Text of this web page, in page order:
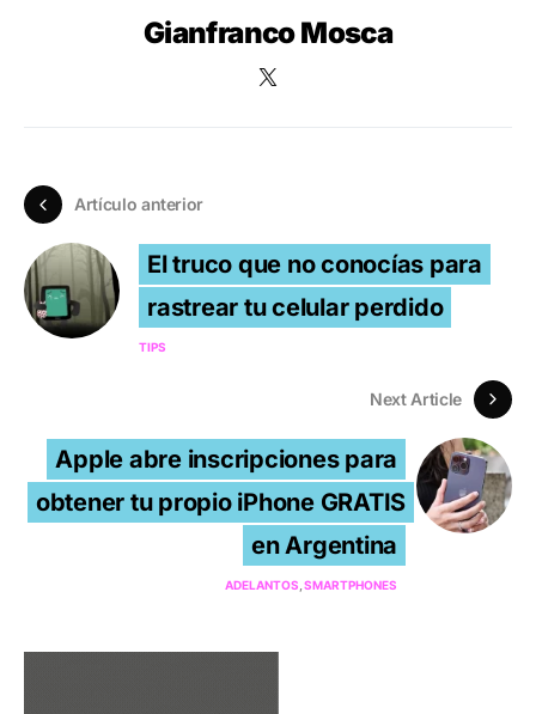
Gianfranco Mosca
Artículo anterior
El truco que no conocías para
rastrear tu celular perdido
TIPS
Next Article
Apple abre inscripciones para
obtener tu propio iPhone GRATIS
en Argentina
ADELANTOS SMARTPHONES